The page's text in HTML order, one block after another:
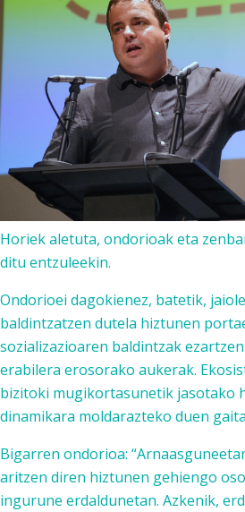
Horiek aletuta, ondorioak eta
ditu entzuleekin.
Ondorioei dagokienez, batetik,
baldintzatzen dutela hiztunen
sozializazioaren baldintzak
erabilera erosorako aukerak.
bizitoki mugikortasunetik jasotako
dinamikara moldarazteko duen
Bigarren ondorioa:
aritzen diren hiztunen gehiengo
ingurune erdaldunetan. Azkenik,